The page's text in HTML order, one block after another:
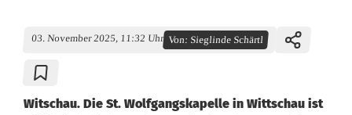
03. November 2025, 11:32 Uhr Von: Sieglinde Schärtl
Witschau. Die St. Wolfgangskapelle in Wittschau ist